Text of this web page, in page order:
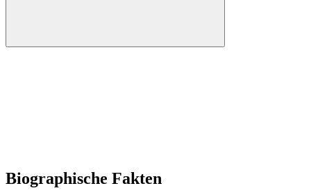
Biographische Fakten